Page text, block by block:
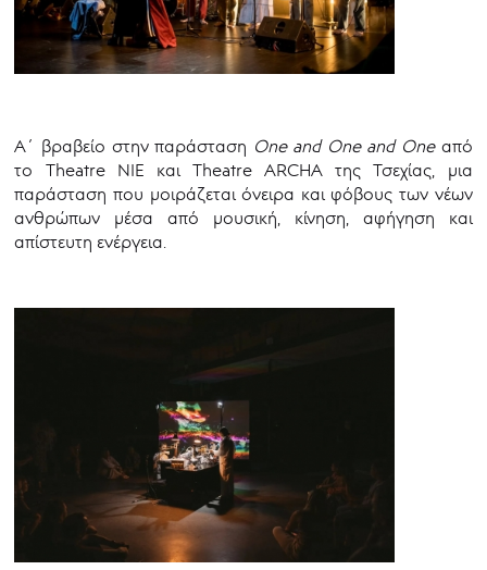
Α΄ βραβείο στην παράσταση One and One and Oneαπό
το Theatre NIE και Theatre ARCHA της Τσεχίας, μια
παράσταση που μοιράζεται όνειρα και φόβους των νέων
ανθρώπων μέσα από μουσική, κίνηση, αφήγηση και
απίστευτη ενέργεια.